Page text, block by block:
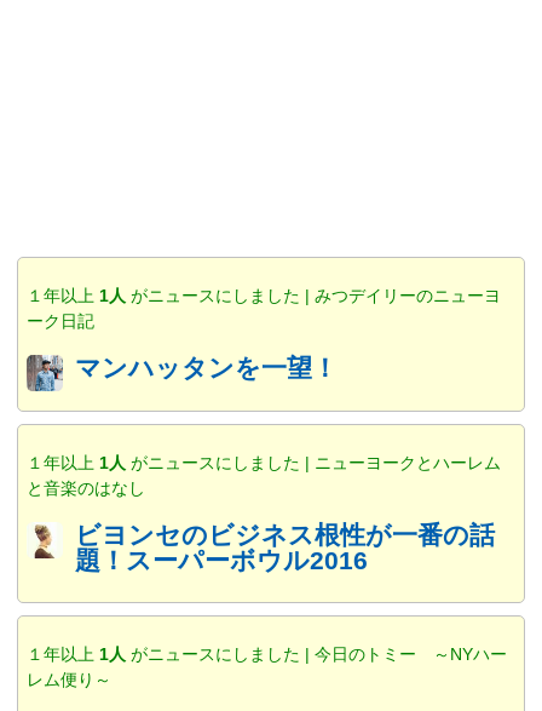
１年以上 1人 がニュースにしました | みつデイリーのニューヨ
ーク日記
マンハッタンを一望！
１年以上 1人 がニュースにしました | ニューヨークとハーレム
と音楽のはなし
ビヨンセのビジネス根性が一番の話
題！スーパーボウル2016
１年以上 1人 がニュースにしました | 今日のトミー ～NYハー
レム便り～